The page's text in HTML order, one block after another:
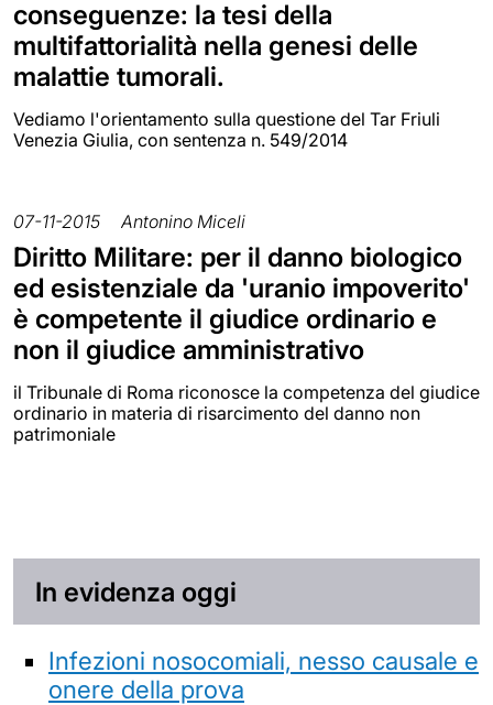
conseguenze: la tesi della
multifattorialità nella genesi delle
malattie tumorali.
Vediamo l'orientamento sulla questione del Tar Friuli
Venezia Giulia, con sentenza n. 549/2014
07-11-2015 Antonino Miceli
Diritto Militare: per il danno biologico
ed esistenziale da 'uranio impoverito'
è competente il giudice ordinario e
non il giudice amministrativo
il Tribunale di Roma riconosce la competenza del giudice
ordinario in materia di risarcimento del danno non
patrimoniale
In evidenza oggi
Infezioni nosocomiali, nesso causale e
onere della prova